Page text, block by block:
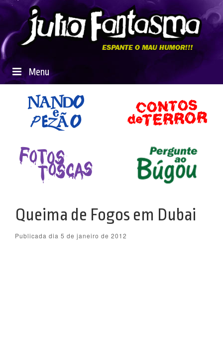
Menu
Queima de Fogos em Dubai
Publicada dia 5 de janeiro de 2012